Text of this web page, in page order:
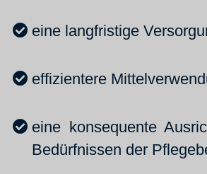
eine langfristige
effizientere
eine konsequente
Bedürfnissen der